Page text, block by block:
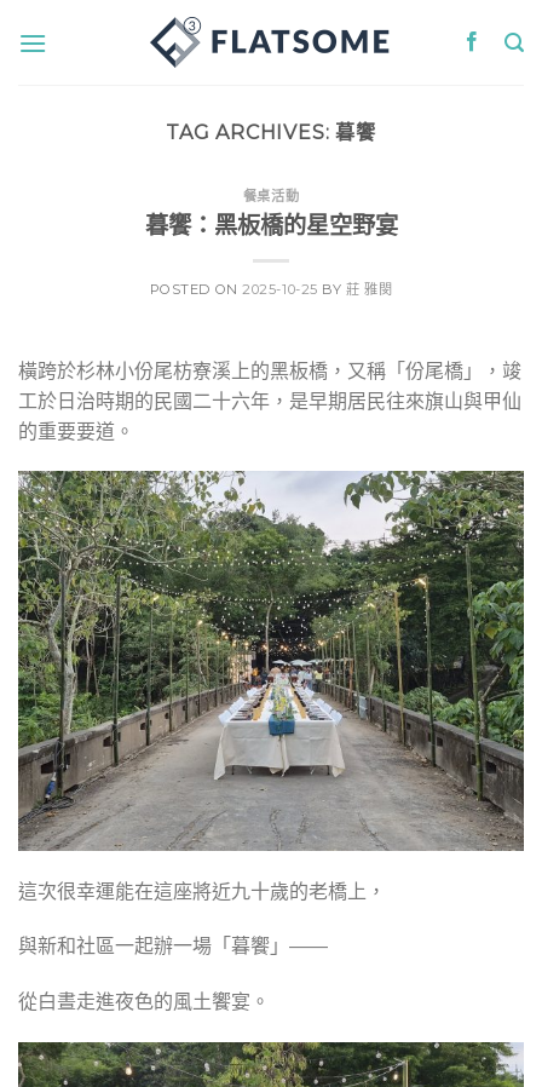
TAG ARCHIVES:暮饗
餐桌活動
暮饗：黑板橋的星空野宴
POSTED ON2025-10-25 BY莊 雅閔
橫跨於杉林小份尾枋寮溪上的黑板橋，又稱「份尾橋」，竣
工於日治時期的民國二十六年，是早期居民往來旗山與甲仙
的重要要道。
這次很幸運能在這座將近九十歲的老橋上，
與新和社區一起辦一場「暮饗」——
從白晝走進夜色的風土饗宴。